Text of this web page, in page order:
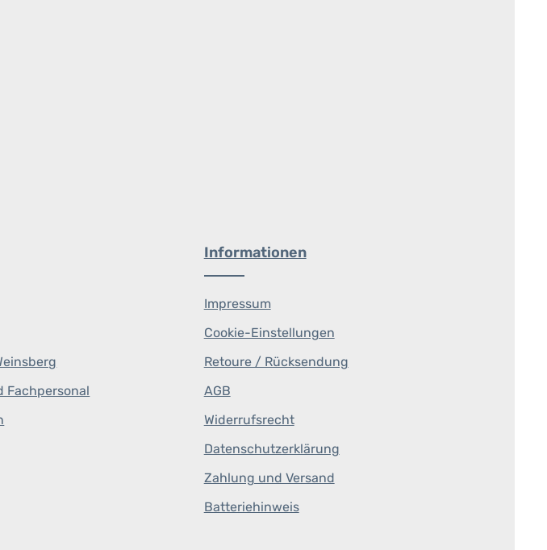
Fachpersonal
Informationen
Impressum
Cookie-Einstellungen
Retoure / Rücksendung
AGB
Widerrufsrecht
Datenschutzerklärung
Zahlung und Versand
Batteriehinweis